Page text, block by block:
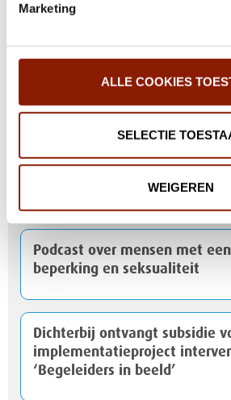
Marketing
ALLE COOKIES
SELECTIE
WEIGEREN
Geen extra maatregelen meer
Gratis naar Funpop? Word
Dementietafel op 21 maart in
Podcast over mensen met
beperking en seksualiteit
Dichterbij ontvangt subsidie
implementatieproject
‘Begeleiders in beeld’